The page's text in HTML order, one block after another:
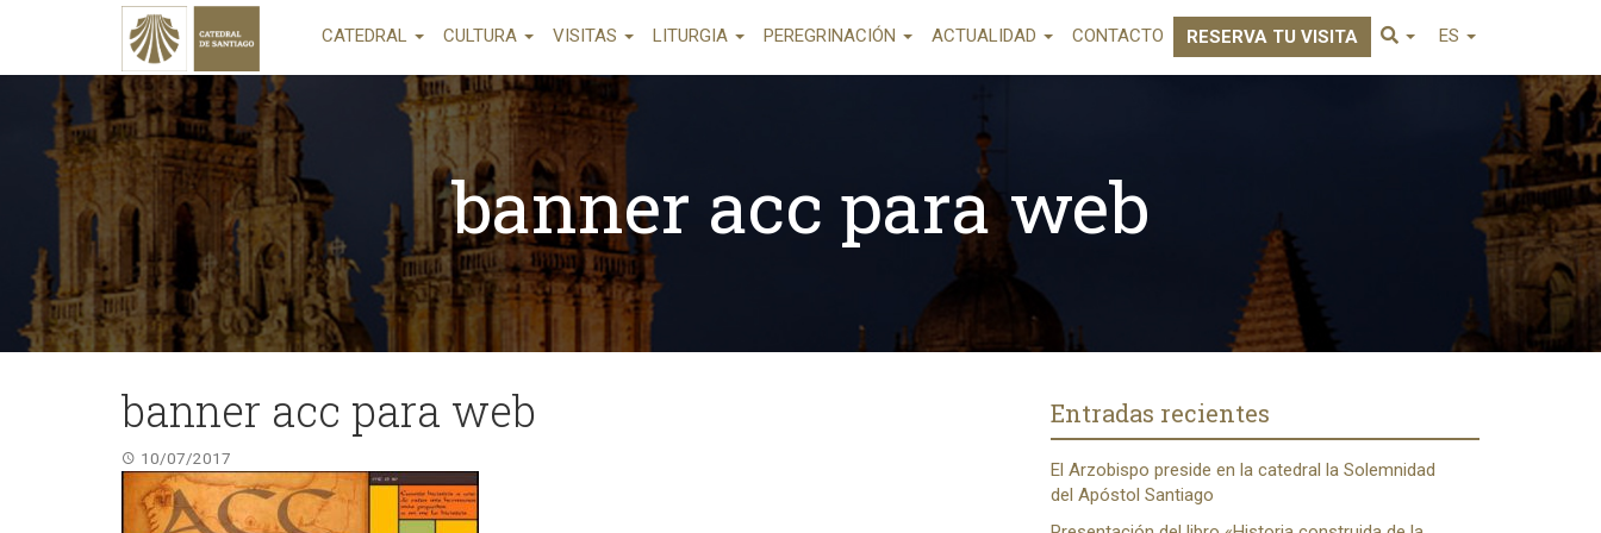
CATEDRAL CULTURA VISITAS LITURGIA PEREGRINACIÓN ACTUALIDAD CONTACTO RESERVA TU VISITA ES
banner acc para web
banner acc para web
10/07/2017
Entradas recientes
El Arzobispo preside en la catedral la Solemnidad
del Apóstol Santiago